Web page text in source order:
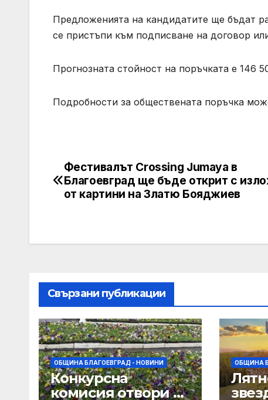
Предложенията на кандидатите ще бъдат
се пристъпи към подписване на договор
Прогнозната стойност на поръчката е 146
Подробности за обществената поръчка
Post
navigation
Фестивалът Crossing Jumaya в
Благоевград ще бъде открит с
от картини на Златю Бояджиев
Свързани публикации
ОБЩИНА БЛАГОЕВГРАД - НОВИНИ
Конкурсна
комисия отвори 33
ОБЩИНА